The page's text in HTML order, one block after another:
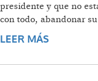
presidente y que no
con todo, abandonar
LEER MÁS
COMO